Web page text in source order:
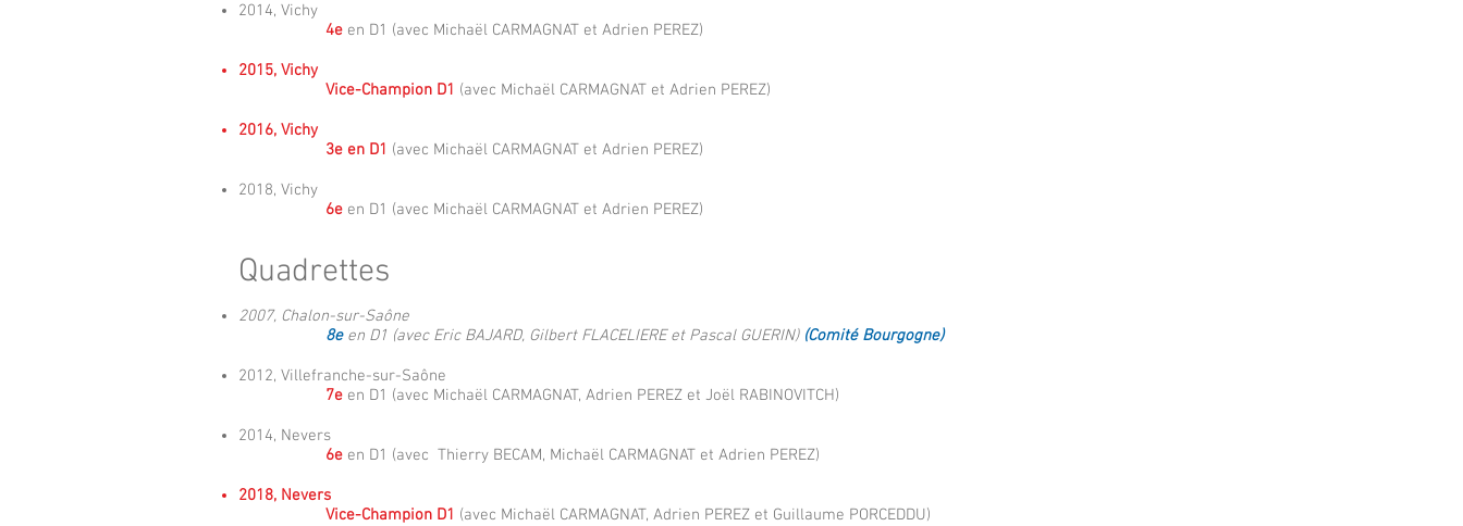
2014, Vichy
4e en D1 (avec Michaël CARMAGNAT et Adrien PEREZ)
2015, Vichy
Vice-Champion D1 (avec Michaël CARMAGNAT et Adrien PEREZ)
2016, Vichy
3e en D1 (avec Michaël CARMAGNAT et Adrien PEREZ)
2018, Vichy
6e en D1 (avec Michaël CARMAGNAT et Adrien PEREZ)
Quadrettes
2007, Chalon-sur-Saône
8een D1 (avec Eric BAJARD, Gilbert FLACELIERE et Pascal GUERIN) (Comité Bourgogne)
2012, Villefranche-sur-Saône
7e en D1 (avec Michaël CARMAGNAT, Adrien PEREZ et Joël RABINOVITCH)
2014, Nevers
6e en D1 (avec Thierry BECAM, Michaël CARMAGNAT et Adrien PEREZ)
2018, Nevers
Vice-Champion D1 (avec Michaël CARMAGNAT, Adrien PEREZ et Guillaume PORCEDDU)